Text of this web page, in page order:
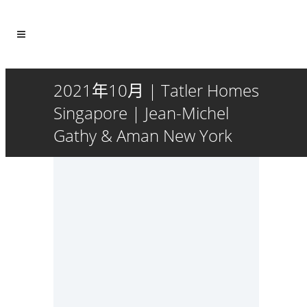
2021年10月 | Tatler Homes
Singapore | Jean-Michel
Gathy & Aman New York